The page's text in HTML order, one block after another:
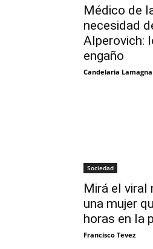
Médico de
necesidad
Alperovich:
engaño
Candelaria Lamagna
Sociedad
Mirá el viral
una mujer
horas en la
Francisco Tevez